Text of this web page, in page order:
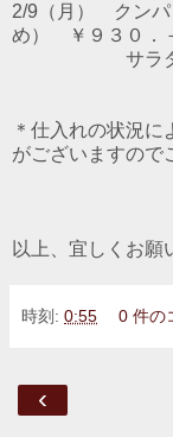
2/9（月） クンパ
め） ￥９３０．
サラダ、ス
＊仕入れの状況
がございますので
以上、宜しくお
時刻: 0:55 0 件の
‹